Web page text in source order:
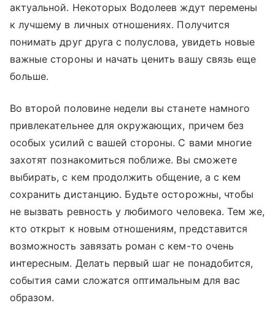
актуальной. Некоторых Водолеев ждут перемены
к лучшему в личных отношениях. Получится
понимать друг друга с полуслова, увидеть новые
важные стороны и начать ценить вашу связь еще
больше.
Во второй половине недели вы станете намного
привлекательнее для окружающих, причем без
особых усилий с вашей стороны. С вами многие
захотят познакомиться поближе. Вы сможете
выбирать, с кем продолжить общение, а с кем
сохранить дистанцию. Будьте осторожны, чтобы
не вызвать ревность у любимого человека. Тем же,
кто открыт к новым отношениям, представится
возможность завязать роман с кем-то очень
интересным. Делать первый шаг не понадобится,
события сами сложатся оптимальным для вас
образом.